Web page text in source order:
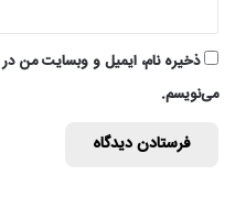
ذخیره نام، ایمیل و وبسایت من در
می‌نویسم.